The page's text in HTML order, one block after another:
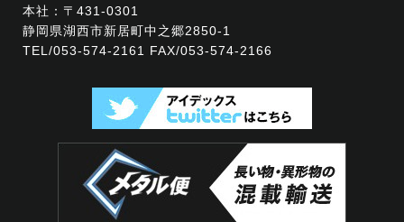
本社：〒431-0301
静岡県湖西市新居町中之郷2850-1
TEL/053-574-2161 FAX/053-574-2166